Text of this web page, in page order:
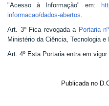
"Acesso à Informação" em:
informacao/dados-abertos.
Art. 3º Fica revogada a Portaria
Ministério da Ciência, Tecnologia e
Art. 4º Esta Portaria entra em
Publicada no